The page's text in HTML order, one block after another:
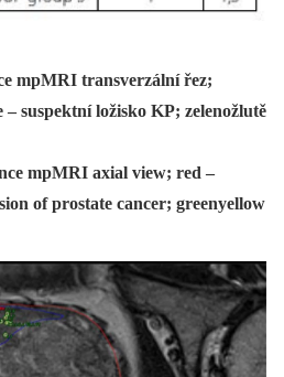
mpMRI transverzální řez;
suspektní ložisko KP; zelenožlutě
mpMRI axial view; red –
of prostate cancer; greenyellow